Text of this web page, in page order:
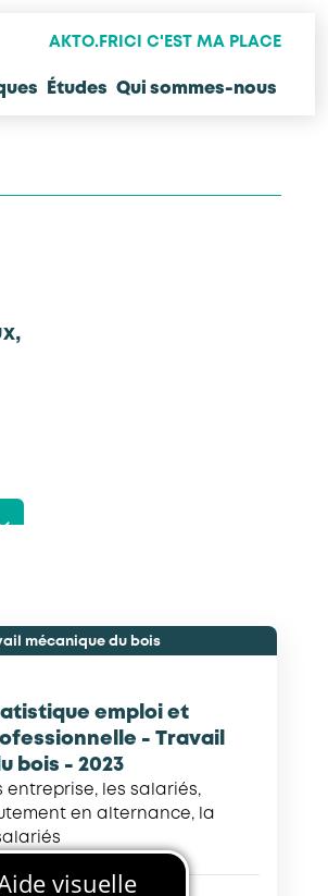
AKTO.FR ICI C'EST MA PLACE
Études Qui sommes-nous
mécanique du bois
emploi et
- Travail
bois - 2023
entreprise, les salariés,
en alternance, la